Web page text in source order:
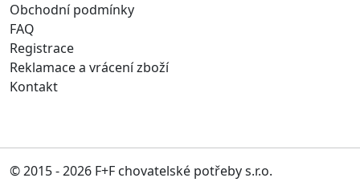
Obchodní podmínky
FAQ
Registrace
Reklamace a vrácení zboží
Kontakt
© 2015 - 2026 F+F chovatelské potřeby s.r.o.